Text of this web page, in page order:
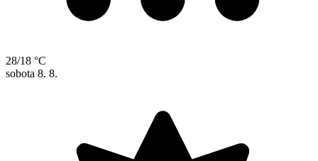
28/18 °C
sobota 8. 8.